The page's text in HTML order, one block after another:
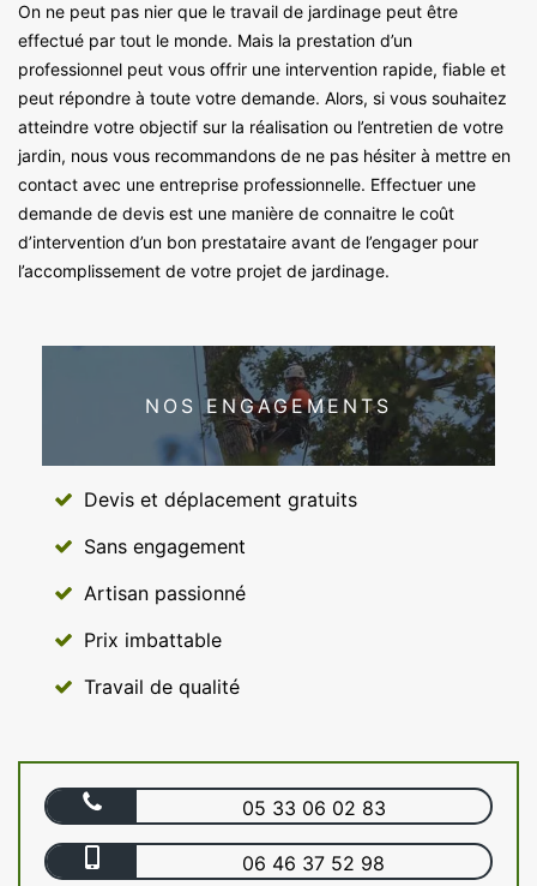
On ne peut pas nier que le travail de jardinage peut être
effectué par tout le monde. Mais la prestation d’un
professionnel peut vous offrir une intervention rapide, fiable et
peut répondre à toute votre demande. Alors, si vous souhaitez
atteindre votre objectif sur la réalisation ou l’entretien de votre
jardin, nous vous recommandons de ne pas hésiter à mettre en
contact avec une entreprise professionnelle. Effectuer une
demande de devis est une manière de connaitre le coût
d’intervention d’un bon prestataire avant de l’engager pour
l’accomplissement de votre projet de jardinage.
NOS ENGAGEMENTS
Devis et déplacement gratuits
Sans engagement
Artisan passionné
Prix imbattable
Travail de qualité
05 33 06 02 83
06 46 37 52 98